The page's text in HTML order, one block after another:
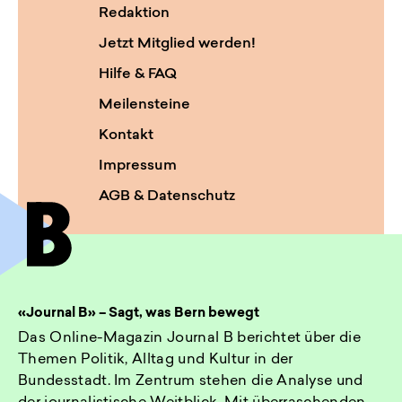
Redaktion
Jetzt Mitglied werden!
Hilfe & FAQ
Meilensteine
Kontakt
Impressum
AGB & Datenschutz
«Journal B» – Sagt, was Bern bewegt
Das Online-Magazin Journal B berichtet über die
Themen Politik, Alltag und Kultur in der
Bundesstadt. Im Zentrum stehen die Analyse und